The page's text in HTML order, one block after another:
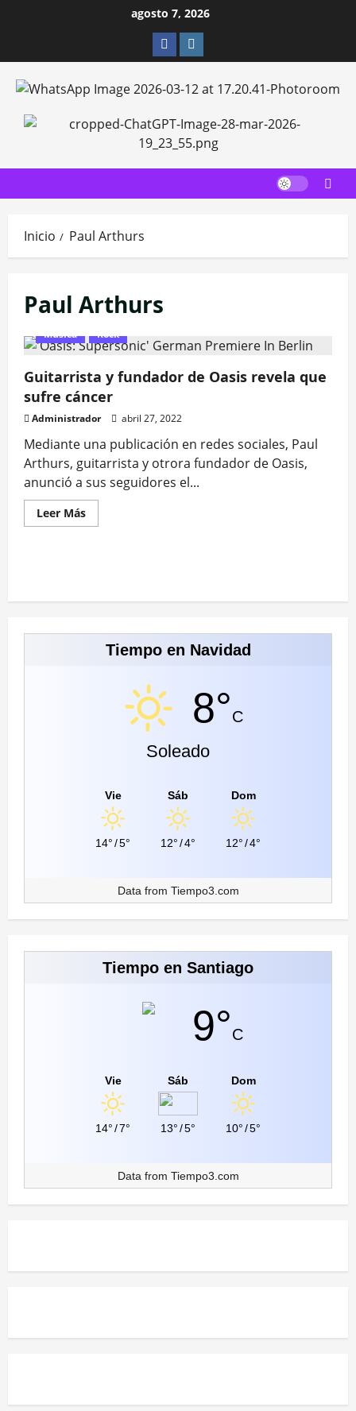
agosto 7, 2026
FacebookInstagram
Inicio Paul Arthurs
Paul Arthurs
Música Rock
Guitarrista y fundador de Oasis revela que
sufre cáncer
Administrador abril 27, 2022
Mediante una publicación en redes sociales, Paul
Arthurs, guitarrista y otrora fundador de Oasis,
anunció a sus seguidores el...
Leer MásLeer
más
Oasis
sufre
cáncerTiempo en Navidad
8°C
Soleado
Vie
14°/5°
Sáb
12°/4°
Dom
12°/4°
Data from Tiempo3.com
Tiempo en Santiago
9°C
Vie
14°/7°
Sáb
13°/5°
Dom
10°/5°
Data from Tiempo3.com